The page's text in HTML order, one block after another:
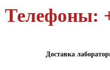
Телефоны:
Доставка